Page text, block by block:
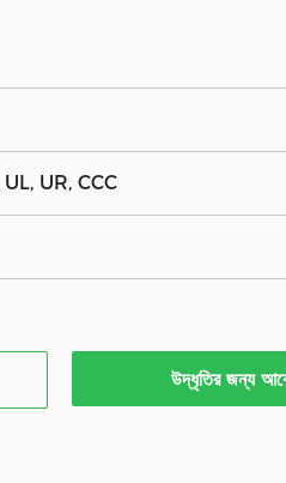
UR, CCC
উদ্ধৃতির জন্য